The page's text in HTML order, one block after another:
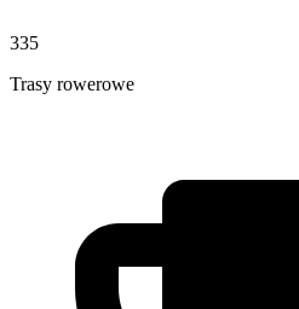
335
Trasy rowerowe